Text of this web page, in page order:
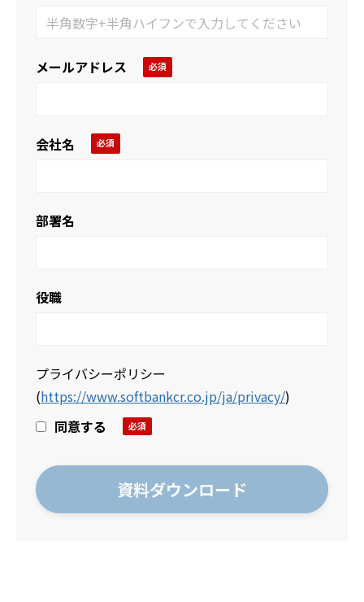
メールアドレス
会社名
部署名
役職
プライバシーポリシー
(https://www.softbankcr.co.jp/ja/privacy/)
同意する